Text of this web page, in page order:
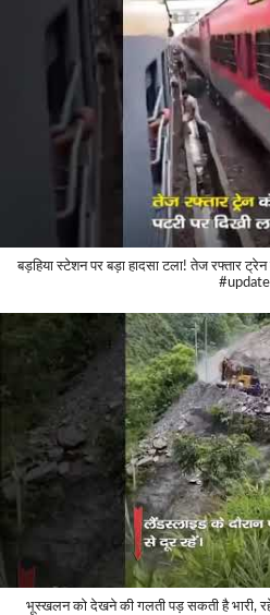
बड़हिया स्टेशन पर बड़ा हादसा टला! तेज रफ्तार
#update
भूस्खलन को देखने की गलती पड़ सकती है भारी,